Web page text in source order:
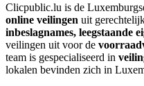
Clicpublic.lu is de
online veilingen uit
inbeslagnames, leegstaande
veilingen uit voor de
team is gespecialiseerd in
lokalen bevinden zich in